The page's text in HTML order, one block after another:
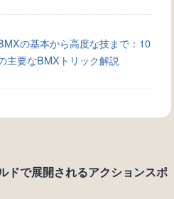
の基本から高度な技まで：10
主要なBMXトリック解説
ドで展開されるアクションスポ